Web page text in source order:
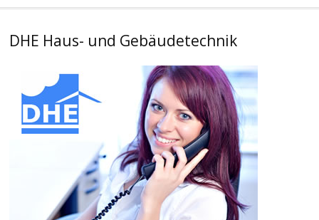
DHE Haus- und Gebäudetechnik